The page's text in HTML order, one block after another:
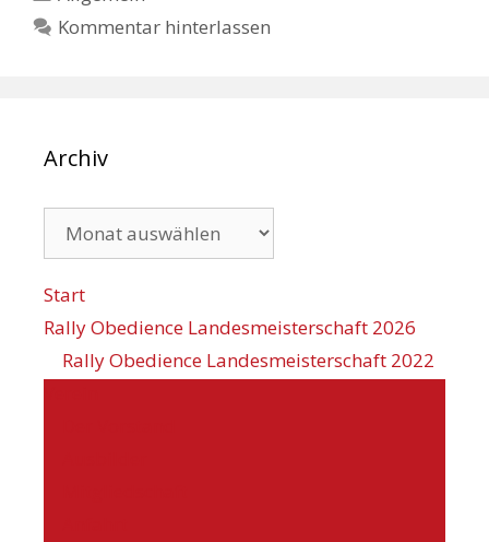
Kommentar hinterlassen
Archiv
Start
Rally Obedience Landesmeisterschaft 2026
Rally Obedience Landesmeisterschaft 2022